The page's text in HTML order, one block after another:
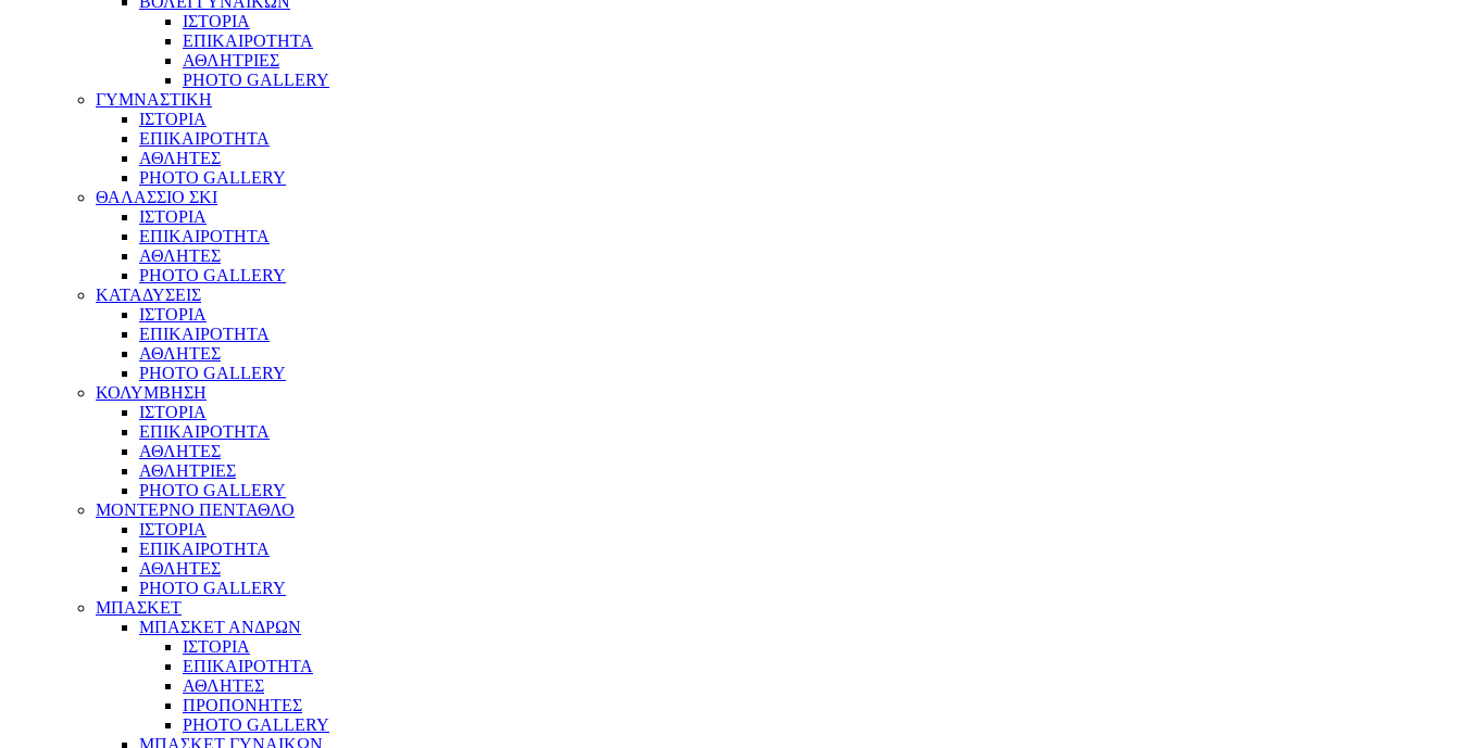
ΙΣΤΟΡΙΑ
ΕΠΙΚΑΙΡΟΤΗΤΑ
ΑΘΛΗΤΡΙΕΣ
PHOTO GALLERY
ΓΥΜΝΑΣΤΙΚΗ
ΙΣΤΟΡΙΑ
ΕΠΙΚΑΙΡΟΤΗΤΑ
ΑΘΛΗΤΕΣ
PHOTO GALLERY
ΘΑΛΑΣΣΙΟ ΣΚΙ
ΙΣΤΟΡΙΑ
ΕΠΙΚΑΙΡΟΤΗΤΑ
ΑΘΛΗΤΕΣ
PHOTO GALLERY
ΚΑΤΑΔΥΣΕΙΣ
ΙΣΤΟΡΙΑ
ΕΠΙΚΑΙΡΟΤΗΤΑ
ΑΘΛΗΤΕΣ
PHOTO GALLERY
ΚΟΛΥΜΒΗΣΗ
ΙΣΤΟΡΙΑ
ΕΠΙΚΑΙΡΟΤΗΤΑ
ΑΘΛΗΤΕΣ
ΑΘΛΗΤΡΙΕΣ
PHOTO GALLERY
ΜΟΝΤΕΡΝΟ ΠΕΝΤΑΘΛΟ
ΙΣΤΟΡΙΑ
ΕΠΙΚΑΙΡΟΤΗΤΑ
ΑΘΛΗΤΕΣ
PHOTO GALLERY
ΜΠΑΣΚΕΤ
ΜΠΑΣΚΕΤ ΑΝΔΡΩΝ
ΙΣΤΟΡΙΑ
ΕΠΙΚΑΙΡΟΤΗΤΑ
ΑΘΛΗΤΕΣ
ΠΡΟΠΟΝΗΤΕΣ
PHOTO GALLERY
ΜΠΑΣΚΕΤ ΓΥΝΑΙΚΩΝ